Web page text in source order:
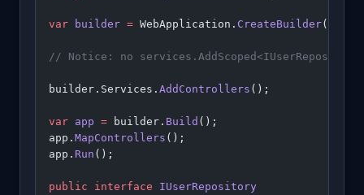
var builder = WebApplication. CreateBuilder
// Notice: no
builder.Services. AddControllers ();
var app = builder. Build ();
app. MapControllers ();
app. Run ();
public interface IUserRepository